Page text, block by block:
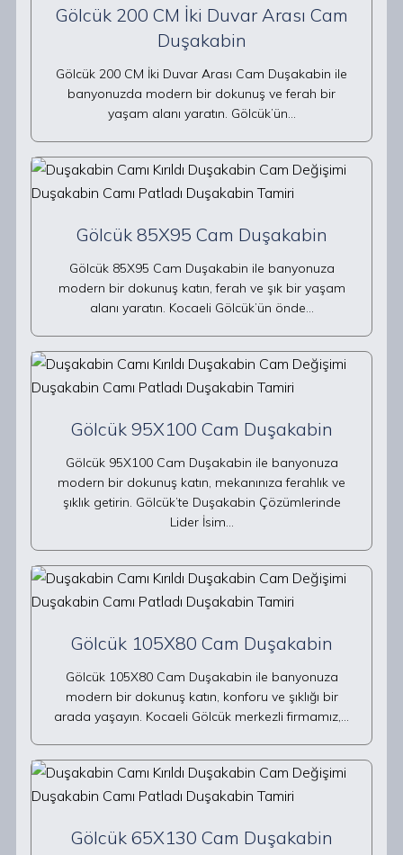
Gölcük 200 CM İki Duvar Arası Cam
Duşakabin
Gölcük 200 CM İki Duvar Arası Cam Duşakabin ile
banyonuzda modern bir dokunuş ve ferah bir
yaşam alanı yaratın. Gölcük’ün…
Gölcük 85X95 Cam Duşakabin
Gölcük 85X95 Cam Duşakabin ile banyonuza
modern bir dokunuş katın, ferah ve şık bir yaşam
alanı yaratın. Kocaeli Gölcük’ün önde…
Gölcük 95X100 Cam Duşakabin
Gölcük 95X100 Cam Duşakabin ile banyonuza
modern bir dokunuş katın, mekanınıza ferahlık ve
şıklık getirin. Gölcük’te Duşakabin Çözümlerinde
Lider İsim…
Gölcük 105X80 Cam Duşakabin
Gölcük 105X80 Cam Duşakabin ile banyonuza
modern bir dokunuş katın, konforu ve şıklığı bir
arada yaşayın. Kocaeli Gölcük merkezli firmamız,…
Gölcük 65X130 Cam Duşakabin